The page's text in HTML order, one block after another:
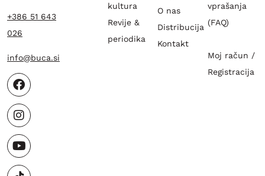
+386 51 643
026
info@buca.si
kultura
Revije &
periodika
O nas
Distribucija
Kontakt
vprašanja
(FAQ)
Moj račun /
Registracija